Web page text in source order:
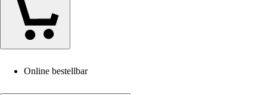
Online bestellbar